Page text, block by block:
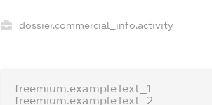
dossier.commercial_info.activity
freemium.exampleText_1
freemium.exampleText_2